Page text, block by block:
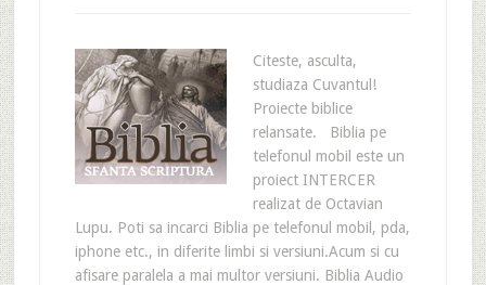
Citeste, asculta,
studiaza Cuvantul!
Proiecte biblice
relansate. Biblia pe
telefonul mobil este un
proiect INTERCER
realizat de Octavian
Lupu. Poti sa incarci Biblia pe telefonul mobil, pda,
iphone etc., in diferite limbi si versiuni.Acum si cu
afisare paralela a mai multor versiuni. Biblia Audio